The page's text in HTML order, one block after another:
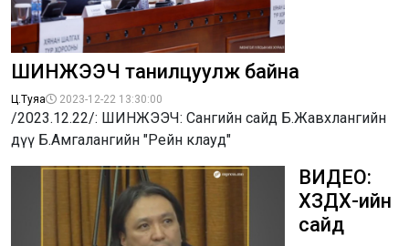
ШИНЖЭЭЧ танилцуулж байна
Ц.Туяа 2023-12-22 13:30:00
/2023.12.22/: ШИНЖЭЭЧ: Сангийн сайд Б.Жавхлангийн
дүү Б.Амгалангийн "Рейн клауд"
ВИДЕО:
ХЗДХ-ийн
сайд